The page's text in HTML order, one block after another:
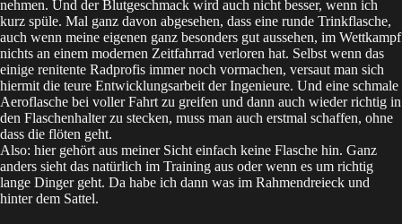
nehmen. Und der Blutgeschmack wird auch nicht besser, wenn ich
kurz spüle. Mal ganz davon abgesehen, dass eine runde Trinkflasche,
auch wenn meine eigenen ganz besonders gut aussehen, im Wettkampf
nichts an einem modernen Zeitfahrrad verloren hat. Selbst wenn das
einige renitente Radprofis immer noch vormachen, versaut man sich
hiermit die teure Entwicklungsarbeit der Ingenieure. Und eine schmale
Aeroflasche bei voller Fahrt zu greifen und dann auch wieder richtig in
den Flaschenhalter zu stecken, muss man auch erstmal schaffen, ohne
dass die flöten geht.
Also: hier gehört aus meiner Sicht einfach keine Flasche hin. Ganz
anders sieht das natürlich im Training aus oder wenn es um richtig
lange Dinger geht. Da habe ich dann was im Rahmendreieck und
hinter dem Sattel.